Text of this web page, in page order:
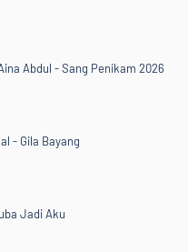
Abdul - Sang Penikam 2026
- Gila Bayang
Jadi Aku